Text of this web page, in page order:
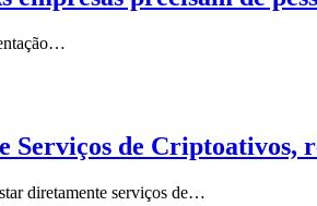
Serviços de
diretamente serviços de…